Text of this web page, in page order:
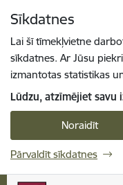
Sīkdatnes
Lai šī tīmekļvietne
sīkdatnes. Ar Jūsu
izmantotas statistikas
Lūdzu, atzīmējiet savu
Noraidīt
Pārvaldīt sīkdatnes